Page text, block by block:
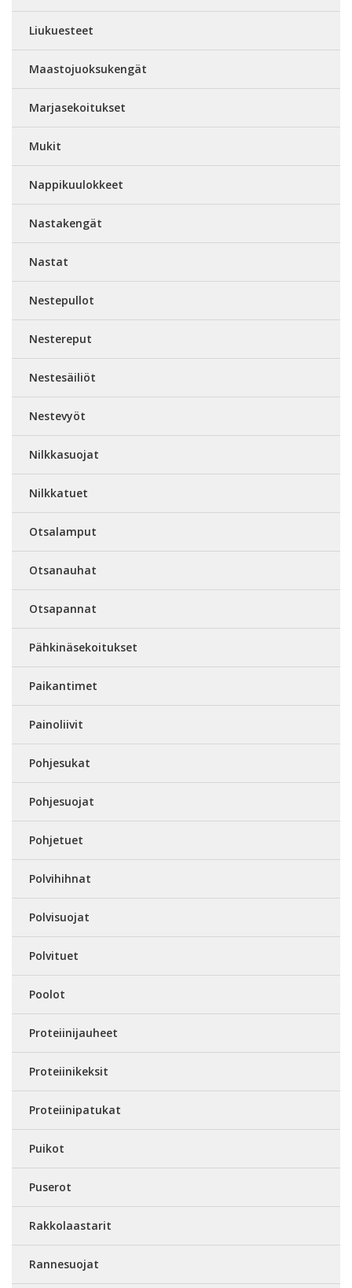
Liukuesteet
Maastojuoksukengät
Marjasekoitukset
Mukit
Nappikuulokkeet
Nastakengät
Nastat
Nestepullot
Nestereput
Nestesäiliöt
Nestevyöt
Nilkkasuojat
Nilkkatuet
Otsalamput
Otsanauhat
Otsapannat
Pähkinäsekoitukset
Paikantimet
Painoliivit
Pohjesukat
Pohjesuojat
Pohjetuet
Polvihihnat
Polvisuojat
Polvituet
Poolot
Proteiinijauheet
Proteiinikeksit
Proteiinipatukat
Puikot
Puserot
Rakkolaastarit
Rannesuojat